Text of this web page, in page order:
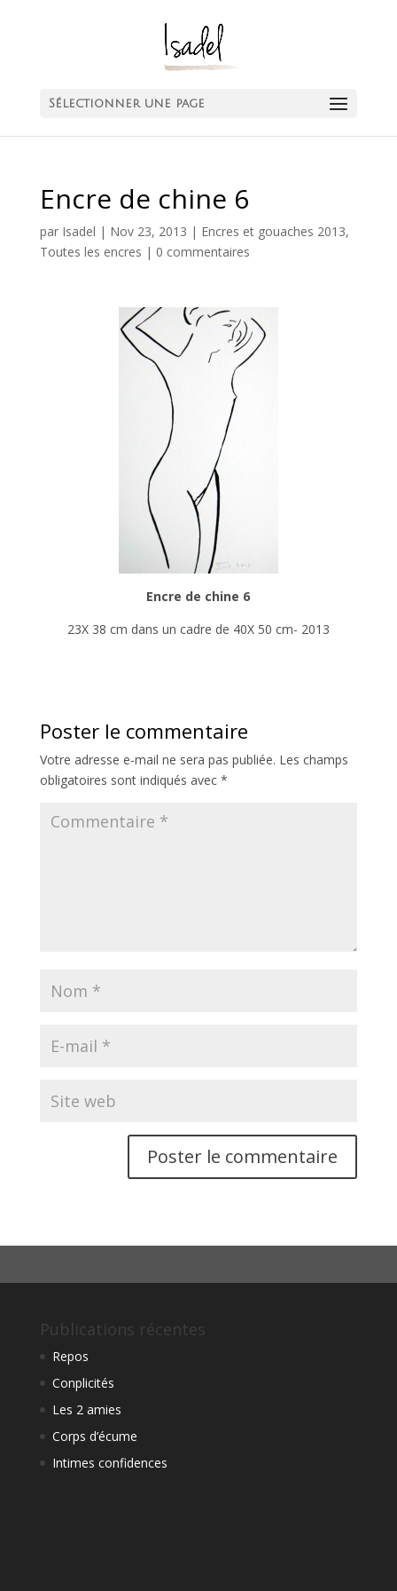
Sélectionner une page
Encre de chine 6
par Isadel | Nov 23, 2013 | Encres et gouaches 2013,
Toutes les encres | 0 commentaires
Encre de chine 6
23X 38 cm dans un cadre de 40X 50 cm- 2013
Poster le commentaire
Votre adresse e-mail ne sera pas publiée. Les champs
obligatoires sont indiqués avec *
Publications récentes
Repos
Conplicités
Les 2 amies
Corps d’écume
Intimes confidences